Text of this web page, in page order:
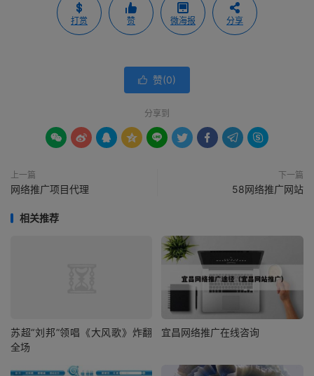
打赏 赞 微海报 分享
 赞(0)
分享到
        
上一篇
网络推广项目代理
下一篇
58网络推广网站
相关推荐
苏超“刘邦”领唱《大风歌》炸翻
全场
宜昌网络推广在线咨询